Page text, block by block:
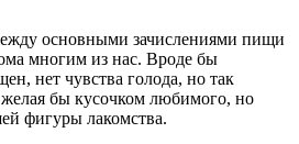
основными зачислениями пищи
многим из нас. Вроде бы
нет чувства голода, но так
желая бы кусочком любимого, но
фигуры лакомства.